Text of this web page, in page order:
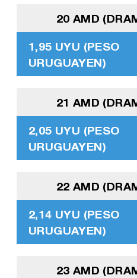
20 AMD
1,95 UYU (PESO
URUGUAYEN)
21 AMD
2,05 UYU (PESO
URUGUAYEN)
22 AMD
2,14 UYU (PESO
URUGUAYEN)
23 AMD